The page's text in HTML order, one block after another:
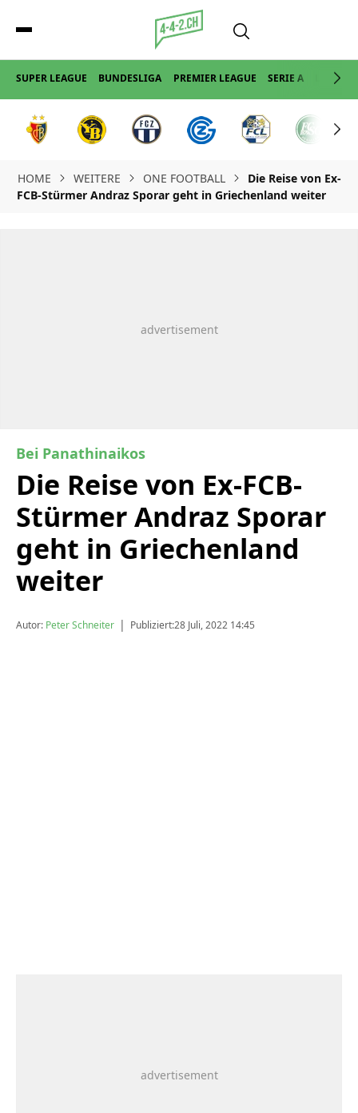
SUPER LEAGUE BUNDESLIGA PREMIER LEAGUE SERIE A LA LIGA
HOME WEITERE ONE FOOTBALL
Die Reise von Ex-
FCB-Stürmer Andraz Sporar geht in Griechenland weiter
Bei Panathinaikos
Die Reise von Ex-FCB-
Stürmer Andraz Sporar
geht in Griechenland
weiter
Autor: Peter Schneiter | Publiziert:28 Juli, 2022 14:45